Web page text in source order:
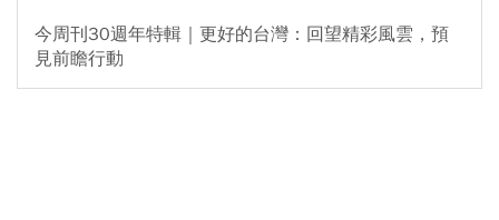
今周刊30週年特輯｜更好的台灣：回望精彩風雲，預
見前瞻行動